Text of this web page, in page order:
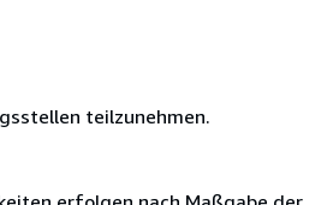
teilzunehmen.